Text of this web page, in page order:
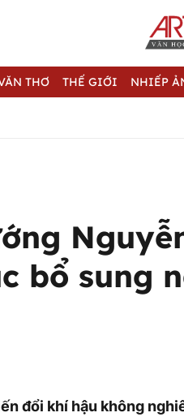
THƠ THẾ GIỚI NHIẾP
bổ sung
đổi khí hậu không